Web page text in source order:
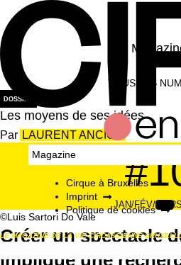
Magazine
Cirque à Bruxelles
Imprint
Politique de cookies
LE MAGAZINE DE LA VIE CIRCASSIENNE
TOUS LES
DOSSIER
Les moyens de ses idées
LAURENT ANCION
JAN/FÉV/
©Luis Sartori Do Vale
Créer un spectacle
implique une